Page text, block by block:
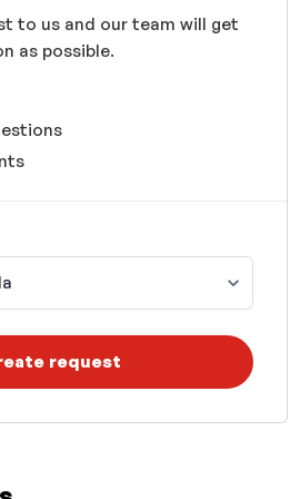
to us and our team will get
as possible.
request